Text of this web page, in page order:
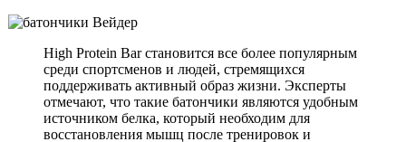
High Protein Bar становится все более популярным
среди спортсменов и людей, стремящихся
поддерживать активный образ жизни. Эксперты
отмечают, что такие батончики являются удобным
источником белка, который необходим для
восстановления мышц после тренировок и